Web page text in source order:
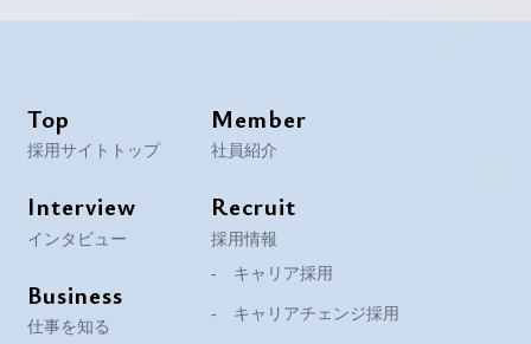
Top
採用サイトトップ
Interview
インタビュー
Business
仕事を知る
Member
社員紹介
Recruit
採用情報
キャリア採用
キャリアチェンジ採用